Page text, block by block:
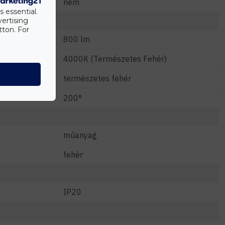
nem
800 lm
4000K (Természetes Fehér)
természetes fehér
200°
műanyag
fehér
IP20
essential.
For